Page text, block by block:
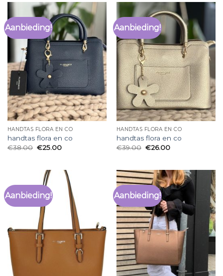
Aanbieding!
HANDTAS FLORA EN CO
handtas flora en co
€38.00 €25.00
Aanbieding!
HANDTAS FLORA EN CO
handtas flora en co
€39.00 €26.00
Aanbieding! Aanbieding!